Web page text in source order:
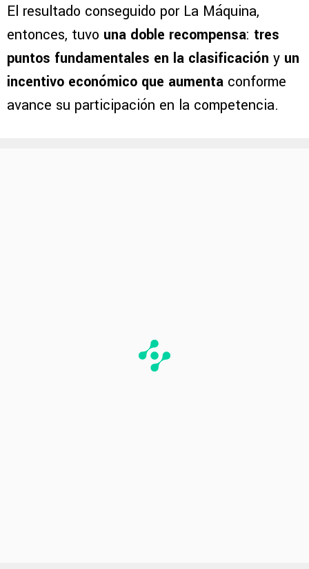
El resultado conseguido por La Máquina,
entonces, tuvo una doble recompensa: tres
puntos fundamentales en la clasificación y un
incentivo económico que aumenta conforme
avance su participación en la competencia.